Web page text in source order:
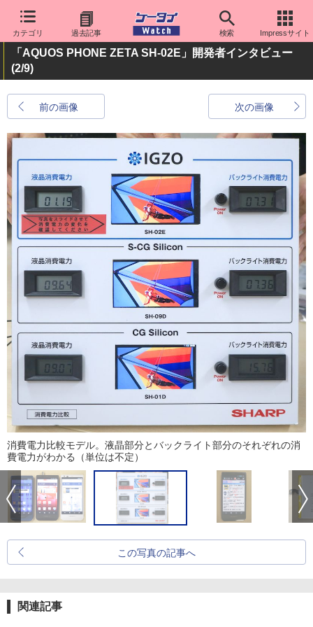
カテゴリ 過去記事 検索 Impressサイト
「AQUOS PHONE ZETA SH-02E」開発者インタビュー
(2/9)
前の画像 次の画像
消費電力比較モデル。液晶部分とバックライト部分のそれぞれの消
費電力がわかる（単位は不定）
この写真の記事へ
関連記事